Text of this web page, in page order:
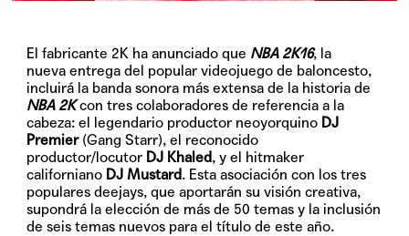
El fabricante 2K ha anunciado que NBA 2K16, la
nueva entrega del popular videojuego de baloncesto,
incluirá la banda sonora más extensa de la historia de
NBA 2K con tres colaboradores de referencia a la
cabeza: el legendario productor neoyorquino DJ
Premier(Gang Starr), el reconocido
productor/locutor DJ Khaled, y el hitmaker
californiano DJ Mustard. Esta asociación con los tres
populares deejays, que aportarán su visión creativa,
supondrá la elección de más de 50 temas y la inclusión
de seis temas nuevos para el título de este año.